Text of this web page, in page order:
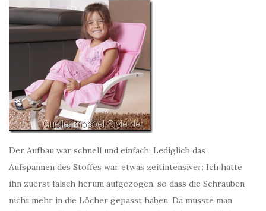
Der Aufbau war schnell und einfach. Lediglich das
Aufspannen des Stoffes war etwas zeitintensiver: Ich hatte
ihn zuerst falsch herum aufgezogen, so dass die Schrauben
nicht mehr in die Löcher gepasst haben. Da musste man